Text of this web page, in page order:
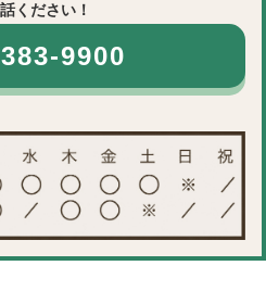
ください！
9900